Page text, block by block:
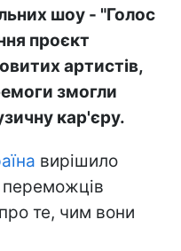
шоу - "Голос
проєкт
артистів,
змогли
кар'єру.
вирішило
переможців
те, чим вони